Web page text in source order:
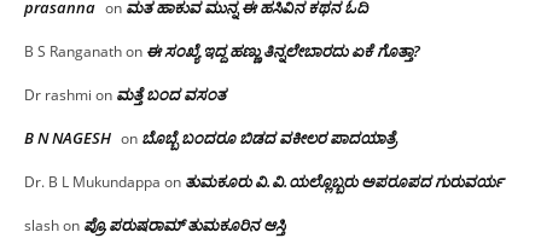
prasanna on ಮತ ಹಾಕುವ ಮುನ್ನ ಈ ಹಸಿವಿನ ಕಥನ ಓದಿ
B S Ranganathon ಈ ಸಂಖ್ಯೆ ಇದ್ದ ಹಣ್ಣು ತಿನ್ನಲೇಬಾರದು ಏಕೆ ಗೊತ್ತಾ?
Dr rashmi on ಮತ್ತೆ ಬಂದ ವಸಂತ
B N NAGESH on ಬೊಬ್ಬೆ ಬಂದರೂ ಬಿಡದ ವಕೀಲರ ಪಾದಯಾತ್ರೆ
Dr. B L Mukundappa on ತುಮಕೂರು‌ ವಿ.ವಿ.ಯಲ್ಲೊಬ್ಬರು ಅಪರೂಪದ ಗುರುವರ್ಯ
slashon ಪ್ರೊ.ಪರುಷರಾಮ್ ತುಮಕೂರಿನ ಆಸ್ತಿ